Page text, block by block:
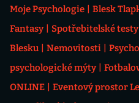
Moje Psychologie Blesk
Fantasy
Spotřebitelské testy
Blesku
Nemovitosti
psychologické mýty
ONLINE
Eventový prostor